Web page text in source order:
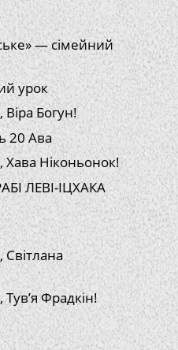
— сімейний
урок
Богун!
20 Ава
Ніконьонок!
ЛЕВІ-ІЦХАКА
Фрадкін!